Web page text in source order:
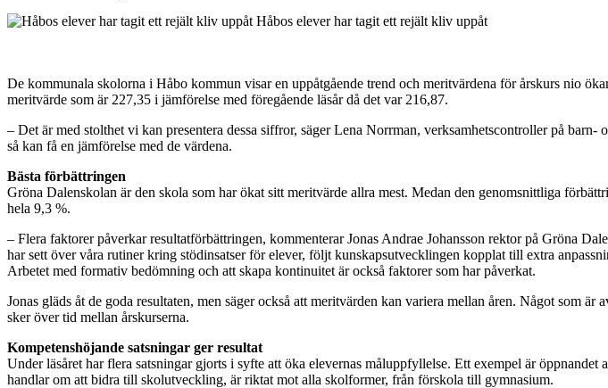
Håbos elever har tagit ett rejält kliv uppåt
De kommunala skolorna i Håbo kommun visar en uppåtgående trend och meritvärdena för årskurs nio
meritvärde som är 227,35 i jämförelse med föregående läsår då det var 216,87.
– Det är med stolthet vi kan presentera dessa siffror, säger Lena Norrman, verksamhetscontroller på
så kan få en jämförelse med de värdena.
Bästa förbättringen
Gröna Dalenskolan är den skola som har ökat sitt meritvärde allra mest. Medan den genomsnittliga
hela 9,3 %.
– Flera faktorer påverkar resultatförbättringen, kommenterar Jonas Andrae Johansson rektor på Gröna
har sett över våra rutiner kring stödinsatser för elever, följt kunskapsutvecklingen kopplat till extra
Arbetet med formativ bedömning och att skapa kontinuitet är också faktorer som har påverkat.
Jonas gläds åt de goda resultaten, men säger också att meritvärden kan variera mellan åren. Något som
sker över tid mellan årskurserna.
Kompetenshöjande satsningar ger resultat
Under läsåret har flera satsningar gjorts i syfte att öka elevernas måluppfyllelse. Ett exempel är
handlar om att bidra till skolutveckling, är riktat mot alla skolformer, från förskola till gymnasium.